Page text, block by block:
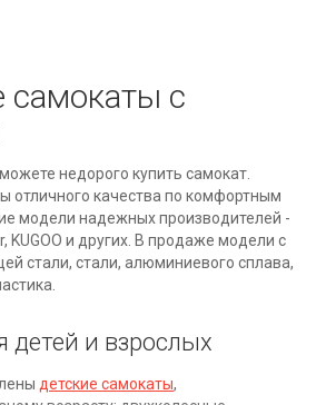
самокаты с
недорого купить самокат.
отличного качества по комфортным
модели надежных производителей -
KUGOO и других. В продаже модели с
стали, стали, алюминиевого сплава,
и взрослых
детские самокаты,